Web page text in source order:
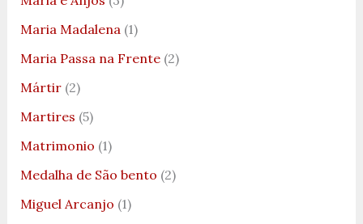
Maria Madalena(1)
Maria Passa na Frente(2)
Mártir(2)
Martires (5)
Matrimonio (1)
Medalha de São bento (2)
Miguel Arcanjo (1)